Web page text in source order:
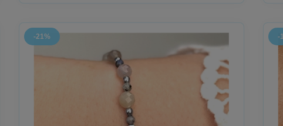
lat.
który przypomina, że każda droga przeżyta razem ma sens, a każde
nadejdzie.
-21% -